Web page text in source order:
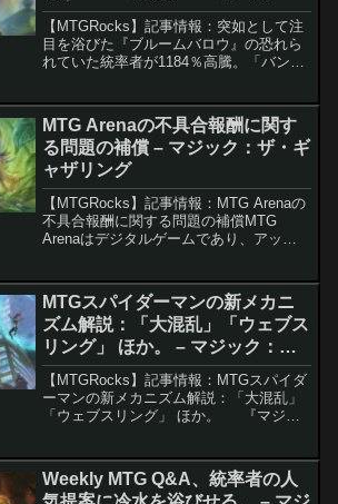
ザ・ギャザリング
【MTGRocks】記事情報：突如として注
目を浴びた『ブルームバロウ』の恐れら
れていた統率者が1184％高騰。「バンブ
好の証」の看板カードである「バンブル
フラワー夫人」...
MTG Arenaの不具合報酬に関す
る問題の補償 – マジック：ザ・ギ
ャザリング
【MTGRocks】記事情報：MTG Arenaの
不具合報酬に関する問題の補償MTG
Arenaはデジタルゲームであり、アップ
バグによりゲームプレイが困難になる事
例がい...
MTGスパイダーマンの新メカニ
ズム解説：「大混乱」「ウェブス
リング」 ほか。 – マジック：
ザ・ギャザリング
【MTGRocks】記事情報：MTGスパイダ
ーマンの新メカニズム解説：「大混乱」
「ウェブスリング」 ほか。 『マジッ
セットに先行して公開された「ウェルカ
ム・デ...
Weekly MTG Q&A、統率者の人